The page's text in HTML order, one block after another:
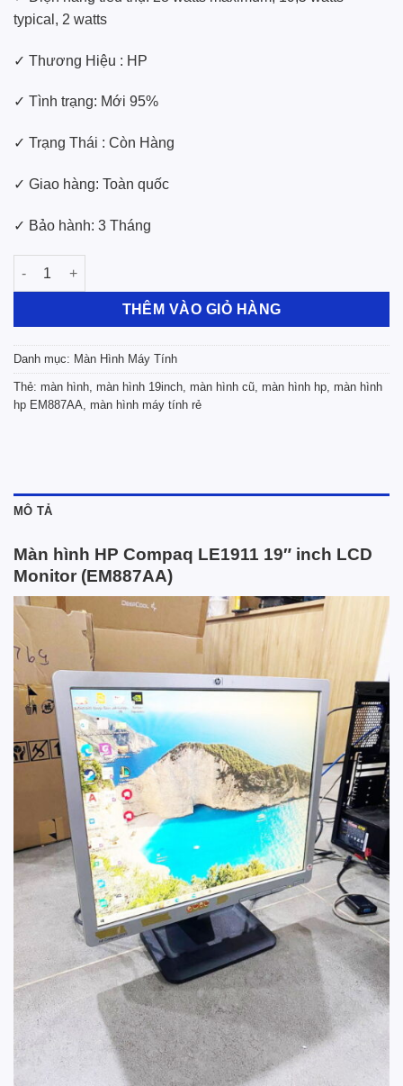
typical, 2 watts
✓ Thương Hiệu : HP
✓ Tình trạng: Mới 95%
✓ Trạng Thái : Còn Hàng
✓ Giao hàng: Toàn quốc
✓ Bảo hành: 3 Tháng
Màn hình HP Compaq LE1911 19" inch LCD Monitor
THÊM VÀO GIỎ HÀNG
Danh mục: Màn Hình Máy Tính
Thẻ: màn hình, màn hình 19inch, màn hình cũ, màn hình hp, màn hình
hp EM887AA, màn hình máy tính rẻ
MÔ TẢ
Màn hình HP Compaq LE1911 19″ inch LCD
Monitor (EM887AA)